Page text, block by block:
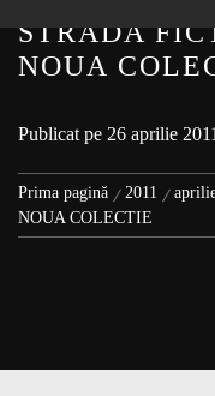
STRADA
NOUA
Publicat pe 26 aprilie 2011
Prima pagină 2011
NOUA COLECTIE